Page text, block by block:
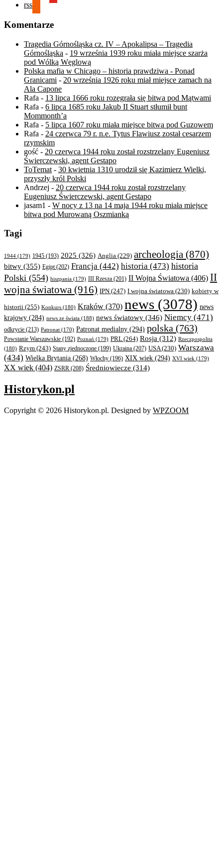
rss
Komentarze
Tragedia Górnośląska cz. IV – Apokalipsa – Tragedia
Górnośląska - 19 września 1939 roku miała miejsce szarża
pod Wólką Węglową
Polska mafia w Chicago – historia prawdziwa - Ponad
Granicami - 20 września 1926 roku miał miejsce zamach na
Ala Capone
Rafa - 13 lipca 1666 roku rozegrała się bitwa pod Mątwami
Rafa - 6 lipca 1685 roku Jakub II Stuart stłumił bunt
Mommonth’a
Rafa - 5 lipca 1607 roku miała miejsce bitwa pod Guzowem
Rafa - 24 czerwca 79 r. n.e. Tytus Flawiusz został cesarzem
rzymskim
gość - 20 czerwca 1944 roku został rozstrzelany Eugeniusz
Świerczewski, agent Gestapo
ToTemat - 30 kwietnia 1310 urodził się Kazimierz Wielki,
przyszły król Polski
Andrzej - 20 czerwca 1944 roku został rozstrzelany
Eugeniusz Świerczewski, agent Gestapo
jasam1 - W nocy z 13 na 14 maja 1944 roku miała miejsce
bitwa pod Murowaną Oszmianką
Tagi
1944 (179) 1945 (193) 2025 (326) Anglia (229) archeologia (870)
bitwy (355) Egipt(202) Francja (442) historia (473) historia
Polski (554) hiszpania (179) III Rzesza (201) II Wojna Światowa (406) II
wojna światowa (916) IPN (247) I wojna światowa (230) kobiety w
historii (255) Konkurs (180) Kraków (370) news (3078) news
krajowy (284) news ze świata (188) news światowy (346) Niemcy (471)
odkrycie (213) Patronat (170) Patronat medialny (294) polska (763)
Powstanie Warszawskie (192) Poznań (179) PRL(264) Rosja (312) Rzeczpospolita
(180) Rzym (243) Stany zjednoczone (199) Ukraina (207) USA(230) Warszawa
(434) Wielka Brytania (268) Włochy (196) XIX wiek (294) XVI wiek (179)
XX wiek (404) ZSRR (208) Średniowiecze (314)
Historykon.pl
Copyright © 2026 Historykon.pl. Designed by WPZOOM